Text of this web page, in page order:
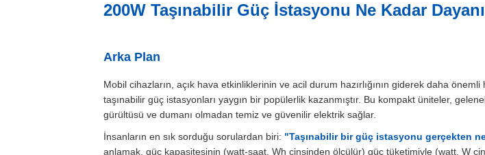
200W Taşınabilir Güç İstasyonu Ne Kadar
Arka Plan
Mobil cihazların, açık hava etkinliklerinin ve acil durum hazırlığının giderek daha önemli
taşınabilir güç istasyonları yaygın bir popülerlik kazanmıştır. Bu kompakt üniteler,
gürültüsü ve dumanı olmadan temiz ve güvenilir elektrik sağlar.
İnsanların en sık sorduğu sorulardan biri: "Taşınabilir bir güç istasyonu gerçekten
anlamak, güç kapasitesinin (watt-saat, Wh cinsinden ölçülür) güç tüketimiyle (watt, W